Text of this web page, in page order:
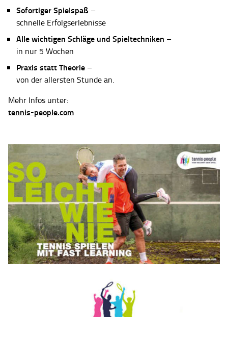
Sofortiger Spielspaß –
schnelle Erfolgserlebnisse
Alle wichtigen Schläge und Spieltechniken –
in nur 5 Wochen
Praxis statt Theorie –
von der allersten Stunde an.
Mehr Infos unter:
tennis-people.com